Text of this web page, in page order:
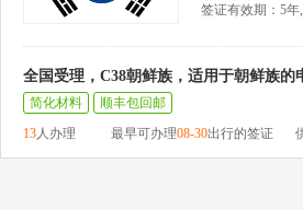
签证有效期：5
全国受理，C38朝鲜族，适用于朝鲜族的
简化材料
顺丰包回邮
13人办理 最早可办理08-30出行的签证